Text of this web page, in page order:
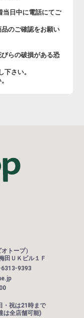
日中に電話にてご
のご確認をお願い
らの破損がある恐
さい。
トープ）
田ＵＫビル１Ｆ
9393
・祝は21時まで
は全店舗可能)